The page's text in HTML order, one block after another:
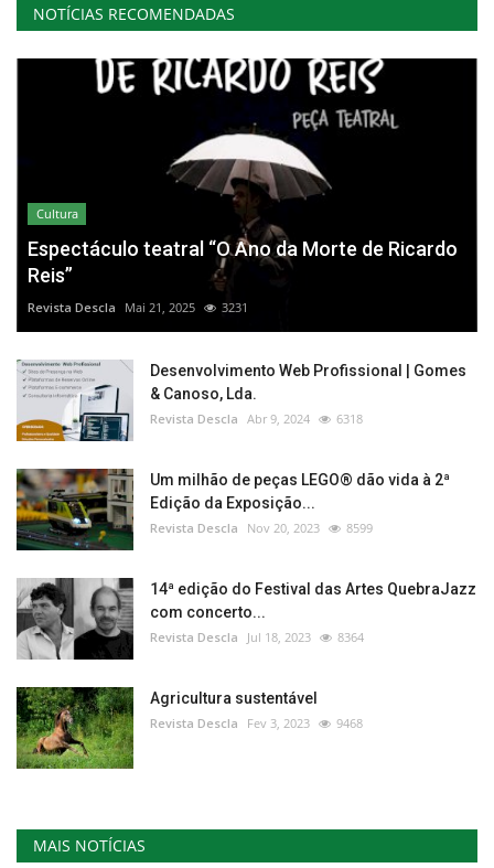
NOTÍCIAS RECOMENDADAS
Cultura
Espectáculo teatral “O Ano da Morte de Ricardo
Reis”
Revista Descla Mai 21, 2025 3231
Desenvolvimento Web Profissional | Gomes
& Canoso, Lda.
Revista Descla Abr 9, 2024 6318
Um milhão de peças LEGO® dão vida à 2ª
Edição da Exposição...
Revista Descla Nov 20, 2023 8599
14ª edição do Festival das Artes QuebraJazz
com concerto...
Revista Descla Jul 18, 2023 8364
Agricultura sustentável
Revista Descla Fev 3, 2023 9468
MAIS NOTÍCIAS